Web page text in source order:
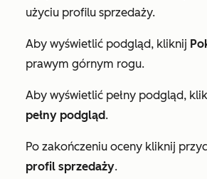
użyciu profilu sprzedaży.
Aby wyświetlić podgląd, kliknij
prawym górnym rogu.
Aby wyświetlić pełny podgląd,
pełny podgląd.
Po zakończeniu oceny kliknij
profil sprzedaży.